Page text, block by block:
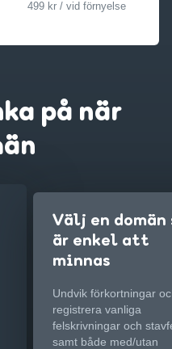
499 kr / vid förnyelse
på när
Välj en domän
är enkel att
minnas
Undvik förkortningar
registrera vanliga
felskrivningar och
samt både med/utan